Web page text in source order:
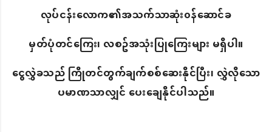
လုပ်ငန်းလောက၏အသက်သာဆုံး၀န်ဆောင်ခ
မှတ်ပုံတင်ကြေး၊ လစဥ်အသုံးပြုကြေးများ မရှိပါ။
ငွေလွှဲခသည် ကြိုတင်တွက်ချက်စစ်ဆေးနိုင်ပြီး၊ လွှဲလိုသော
ပမာဏသာလျှင် ပေးချေနိုင်ပါသည်။